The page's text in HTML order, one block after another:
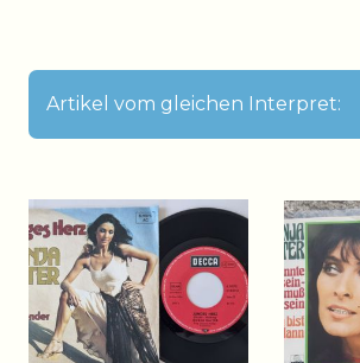
Artikel vom gleichen Interpret: